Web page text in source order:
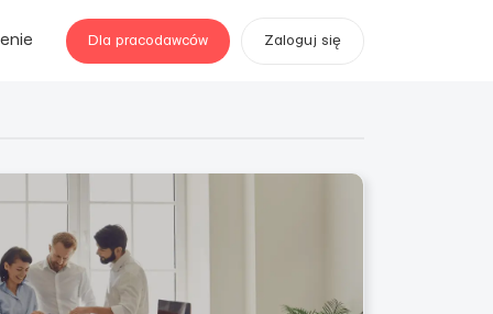
Dla pracodawców Zaloguj się